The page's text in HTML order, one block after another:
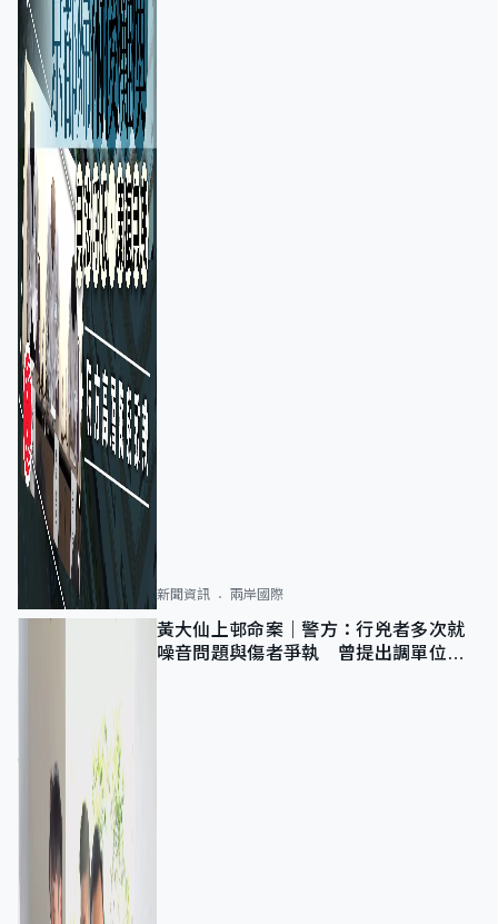
新聞資訊 兩岸國際
黃大仙上邨命案｜警方：行兇者多次就
噪音問題與傷者爭執 曾提出調單位已